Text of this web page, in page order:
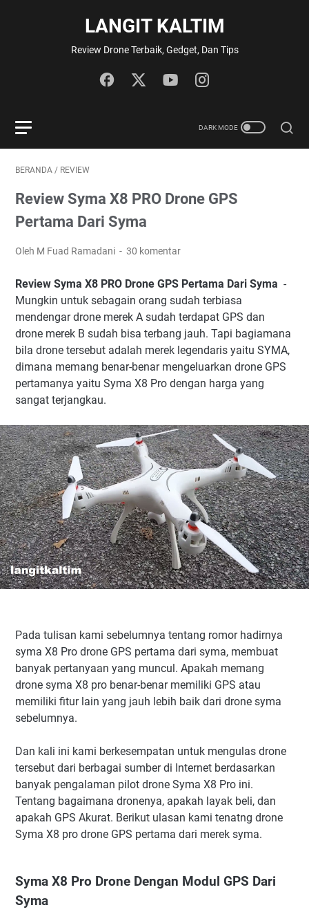
LANGIT KALTIM
Review Drone Terbaik, Gedget, Dan Tips
BERANDA / REVIEW
Review Syma X8 PRO Drone GPS
Pertama Dari Syma
Oleh M Fuad Ramadani 30 komentar
Review Syma X8 PRO Drone GPS Pertama Dari Syma -
Mungkin untuk sebagain orang sudah terbiasa
mendengar drone merek A sudah terdapat GPS dan
drone merek B sudah bisa terbang jauh. Tapi bagiamana
bila drone tersebut adalah merek legendaris yaitu SYMA,
dimana memang benar-benar mengeluarkan drone GPS
pertamanya yaitu Syma X8 Pro dengan harga yang
sangat terjangkau.
Pada tulisan kami sebelumnya tentang romor hadirnya
syma X8 Pro drone GPS pertama dari syma, membuat
banyak pertanyaan yang muncul. Apakah memang
drone syma X8 pro benar-benar memiliki GPS atau
memiliki fitur lain yang jauh lebih baik dari drone syma
sebelumnya.
Dan kali ini kami berkesempatan untuk mengulas drone
tersebut dari berbagai sumber di Internet berdasarkan
banyak pengalaman pilot drone Syma X8 Pro ini.
Tentang bagaimana dronenya, apakah layak beli, dan
apakah GPS Akurat. Berikut ulasan kami tenatng drone
Syma X8 pro drone GPS pertama dari merek syma.
Syma X8 Pro Drone Dengan Modul GPS Dari
Syma